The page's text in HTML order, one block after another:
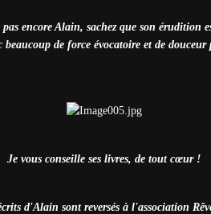
encore Alain, sachez que son érudition
de force évocatoire et de
Je vous conseille ses livres, de tout cœur !
d'Alain sont reversés à l'association